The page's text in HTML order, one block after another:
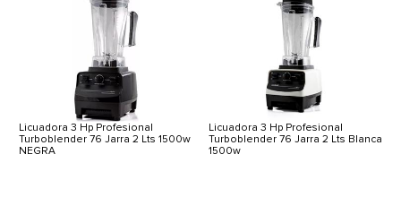
Licuadora 3 Hp Profesional
Turboblender 76 Jarra 2 Lts 1500w
NEGRA
Licuadora 3 Hp Profesional
Turboblender 76 Jarra 2 Lts Blanca
1500w